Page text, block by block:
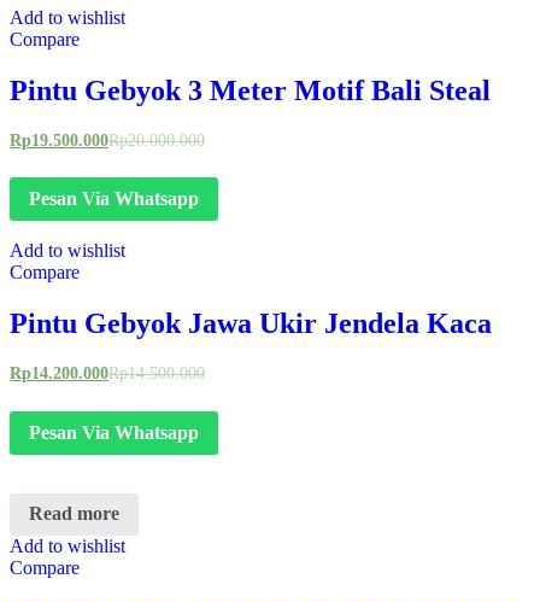
Add to wishlist
Compare
Pintu Gebyok 3 Meter Motif Bali Steal
Rp19.500.000Rp20.000.000
Pesan Via Whatsapp
Add to wishlist
Compare
Pintu Gebyok Jawa Ukir Jendela Kaca
Rp14.200.000Rp14.500.000
Pesan Via Whatsapp
Read more
Add to wishlist
Compare